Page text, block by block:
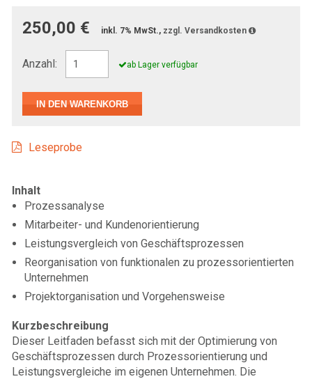
250,00 € inkl. 7% MwSt., zzgl. Versandkosten
Anzahl: ab Lager verfügbar
Leseprobe
Inhalt
Prozessanalyse
Mitarbeiter- und Kundenorientierung
Leistungsvergleich von Geschäftsprozessen
Reorganisation von funktionalen zu prozessorientierten
Unternehmen
Projektorganisation und Vorgehensweise
Kurzbeschreibung
Dieser Leitfaden befasst sich mit der Optimierung von
Geschäftsprozessen durch Prozessorientierung und
Leistungsvergleiche im eigenen Unternehmen. Die